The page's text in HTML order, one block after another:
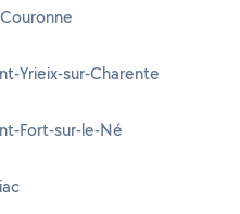
Yrieix-sur-Charente
Fort-sur-le-Né